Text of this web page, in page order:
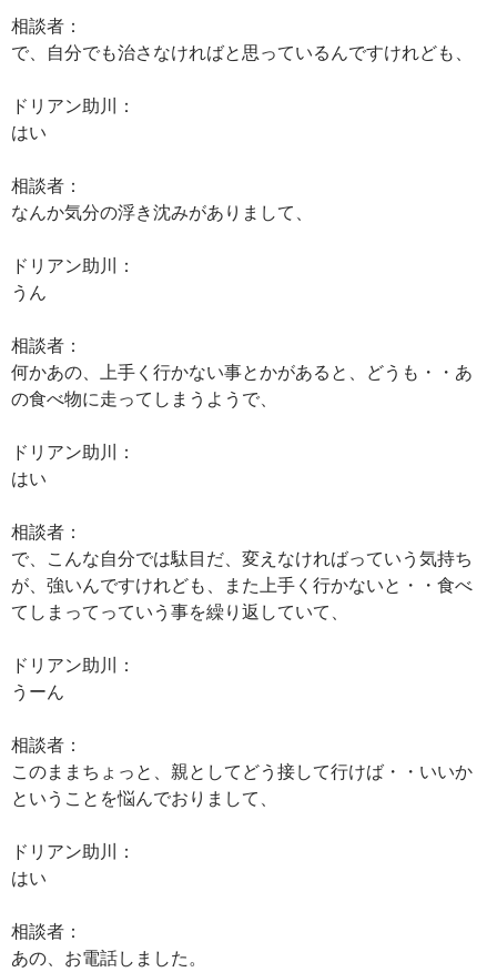
相談者：
で、自分でも治さなければと思っているんですけれども、
ドリアン助川：
はい
相談者：
なんか気分の浮き沈みがありまして、
ドリアン助川：
うん
相談者：
何かあの、上手く行かない事とかがあると、どうも・・あ
の食べ物に走ってしまうようで、
ドリアン助川：
はい
相談者：
で、こんな自分では駄目だ、変えなければっていう気持ち
が、強いんですけれども、また上手く行かないと・・食べ
てしまってっていう事を繰り返していて、
ドリアン助川：
うーん
相談者：
このままちょっと、親としてどう接して行けば・・いいか
ということを悩んでおりまして、
ドリアン助川：
はい
相談者：
あの、お電話しました。